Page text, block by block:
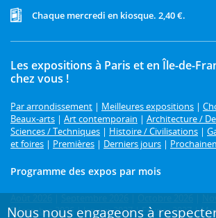
Chaque mercredi en kiosque. 2,40 €.
Les expositions à Paris et en Île-de-
chez vous !
Par arrondissement | Meilleures expositions |
Beaux-arts | Art contemporain | Architecture /
Sciences / Techniques | Histoire / Civilisations |
et foires | Premières | Derniers jours |
Programme des expos par mois
Décembre 2026 |Janvier 2027|Février 2027|
Nous nous engageons à